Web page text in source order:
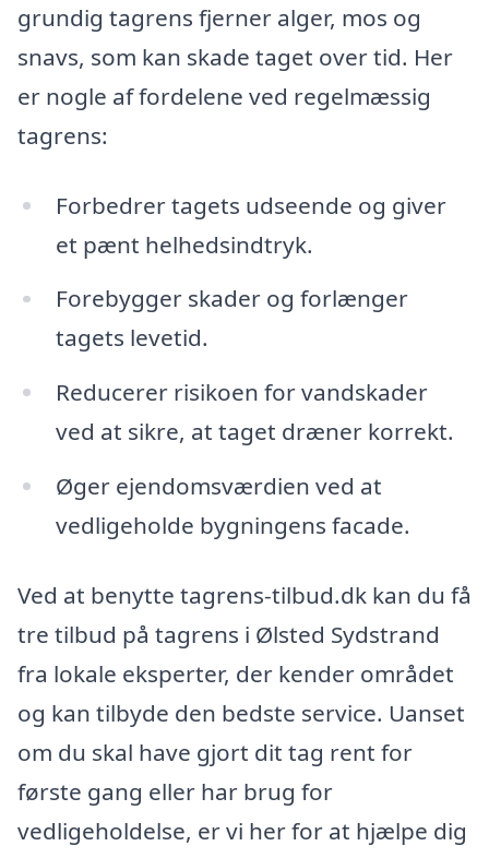
grundig tagrens fjerner alger, mos og
snavs, som kan skade taget over tid. Her
er nogle af fordelene ved regelmæssig
tagrens:
Forbedrer tagets udseende og giver
et pænt helhedsindtryk.
Forebygger skader og forlænger
tagets levetid.
Reducerer risikoen for vandskader
ved at sikre, at taget dræner korrekt.
Øger ejendomsværdien ved at
vedligeholde bygningens facade.
Ved at benytte tagrens-tilbud.dk kan du få
tre tilbud på tagrens i Ølsted Sydstrand
fra lokale eksperter, der kender området
og kan tilbyde den bedste service. Uanset
om du skal have gjort dit tag rent for
første gang eller har brug for
vedligeholdelse, er vi her for at hjælpe dig